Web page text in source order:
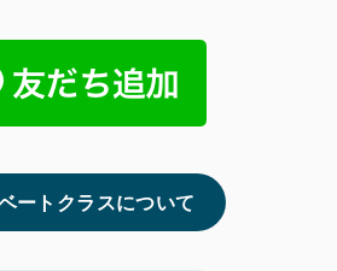
ートクラスについて